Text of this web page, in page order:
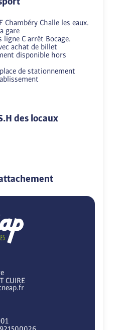
Chambéry Challe les eaux.
gare
ligne C arrêt Bocage.
achat de billet
disponible hors
place de stationnement
des locaux
CUIRE